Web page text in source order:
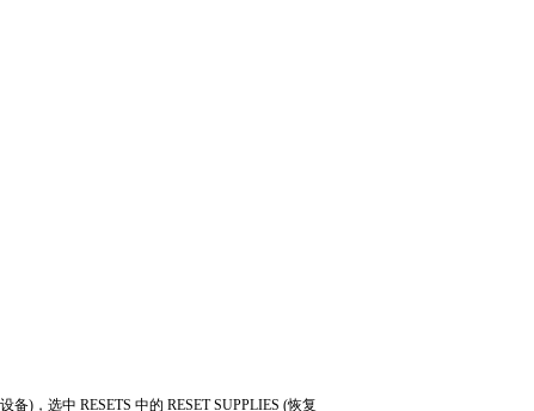
备) ，选中 RESETS 中的 RESET SUPPLIES (恢复